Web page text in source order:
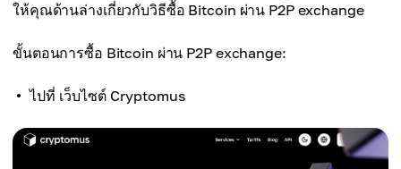
ให้คุณด้านล่างเกี่ยวกับวิธีซื้อ Bitcoin ผ่าน P2P exchange
ขั้นตอนการซื้อ Bitcoin ผ่าน P2P exchange:
ไปที่ เว็บไซต์ Cryptomus